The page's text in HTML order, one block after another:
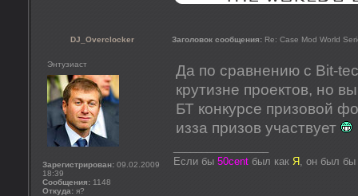
DJ_Overclocker Заголовок сообщения: Re: Case Mod World
Энтузиаст
Зарегистрирован: 09.02.2009
18:39
Сообщения: 1148
Откуда: я?
Да по сравнению с Bit-
крутизне проектов, но
БТ конкурсе призовой
изза призов участвует
Если бы 50cent был как Я , он был бы